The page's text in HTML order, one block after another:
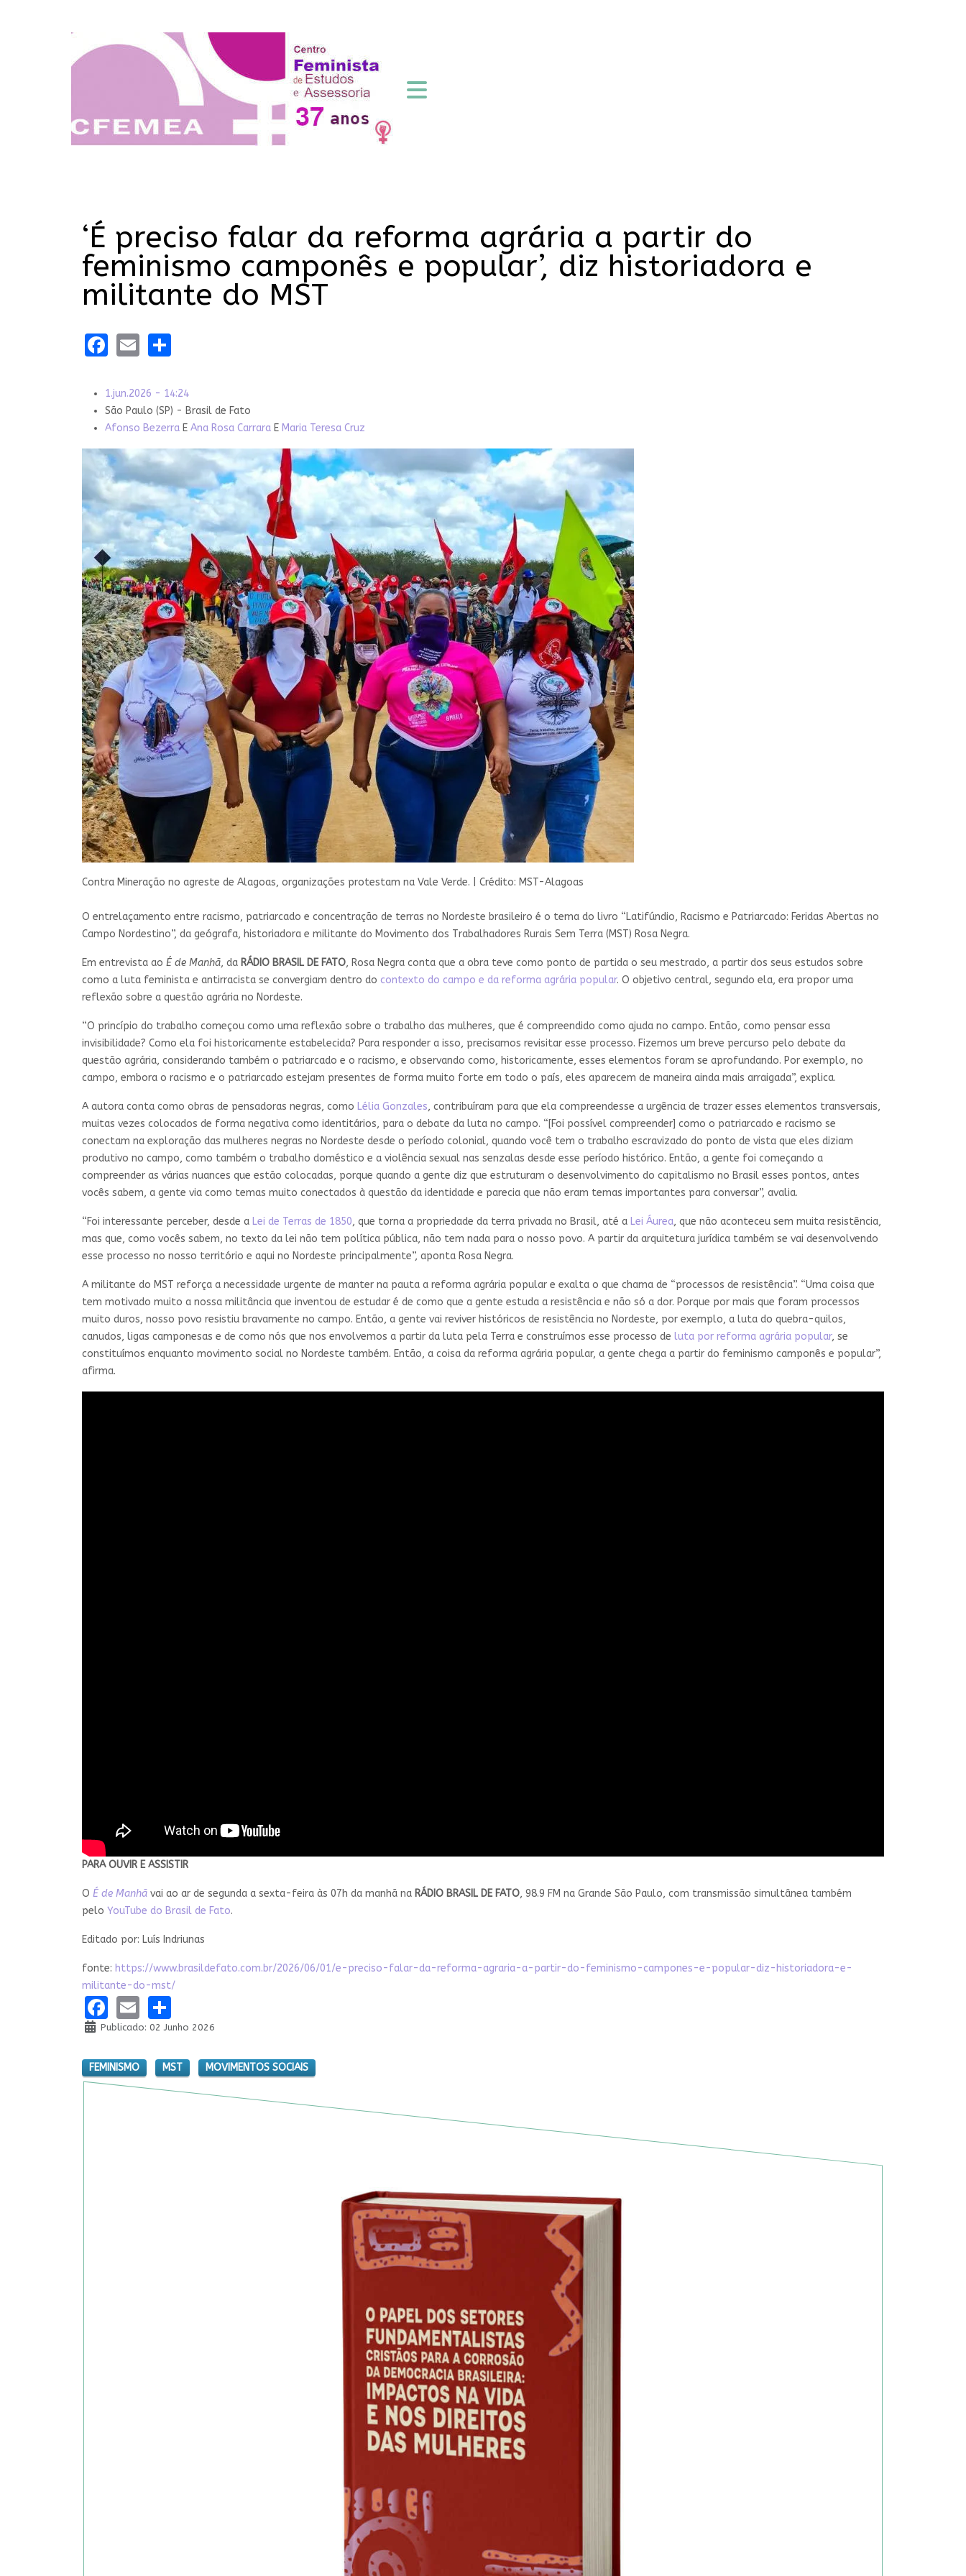
‘É preciso falar da reforma agrária a partir do
feminismo camponês e popular’, diz historiadora e
militante do MST
Facebook
Email
1.jun.2026 - 14:24
São Paulo (SP) - Brasil de Fato
Afonso Bezerra E Ana Rosa Carrara E Maria Teresa Cruz
Contra Mineração no agreste de Alagoas, organizações protestam na Vale Verde. Crédito: MST-Alagoas
O entrelaçamento entre racismo, patriarcado e concentração de terras no Nordeste brasileiro é o tema do livro “Latifúndio, Racismo e Patriarcado: Feridas Abertas no
Campo Nordestino”, da geógrafa, historiadora e militante do Movimento dos Trabalhadores Rurais Sem Terra (MST) Rosa Negra.
Em entrevista ao É de Manhã, da RÁDIO BRASIL DE FATO, Rosa Negra conta que a obra teve como ponto de partida o seu mestrado, a partir dos seus estudos sobre
como a luta feminista e antirracista se convergiam dentro do contexto do campo e da reforma agrária popular. O objetivo central, segundo ela, era propor uma
reflexão sobre a questão agrária no Nordeste.
“O princípio do trabalho começou como uma reflexão sobre o trabalho das mulheres, que é compreendido como ajuda no campo. Então, como pensar essa
invisibilidade? Como ela foi historicamente estabelecida? Para responder a isso, precisamos revisitar esse processo. Fizemos um breve percurso pelo debate da
questão agrária, considerando também o patriarcado e o racismo, e observando como, historicamente, esses elementos foram se aprofundando. Por exemplo, no
campo, embora o racismo e o patriarcado estejam presentes de forma muito forte em todo o país, eles aparecem de maneira ainda mais arraigada”, explica.
A autora conta como obras de pensadoras negras, como Lélia Gonzales, contribuíram para que ela compreendesse a urgência de trazer esses elementos transversais,
muitas vezes colocados de forma negativa como identitários, para o debate da luta no campo. “[Foi possível compreender] como o patriarcado e racismo se
conectam na exploração das mulheres negras no Nordeste desde o período colonial, quando você tem o trabalho escravizado do ponto de vista que eles diziam
produtivo no campo, como também o trabalho doméstico e a violência sexual nas senzalas desde esse período histórico. Então, a gente foi começando a
compreender as várias nuances que estão colocadas, porque quando a gente diz que estruturam o desenvolvimento do capitalismo no Brasil esses pontos, antes
vocês sabem, a gente via como temas muito conectados à questão da identidade e parecia que não eram temas importantes para conversar”, avalia.
“Foi interessante perceber, desde a Lei de Terras de 1850, que torna a propriedade da terra privada no Brasil, até a Lei Áurea, que não aconteceu sem muita resistência,
mas que, como vocês sabem, no texto da lei não tem política pública, não tem nada para o nosso povo. A partir da arquitetura jurídica também se vai desenvolvendo
esse processo no nosso território e aqui no Nordeste principalmente”, aponta Rosa Negra.
A militante do MST reforça a necessidade urgente de manter na pauta a reforma agrária popular e exalta o que chama de “processos de resistência”. “Uma coisa que
tem motivado muito a nossa militância que inventou de estudar é de como que a gente estuda a resistência e não só a dor. Porque por mais que foram processos
muito duros, nosso povo resistiu bravamente no campo. Então, a gente vai reviver históricos de resistência no Nordeste, por exemplo, a luta do quebra-quilos,
canudos, ligas camponesas e de como nós que nos envolvemos a partir da luta pela Terra e construímos esse processo de luta por reforma agrária popular, se
constituímos enquanto movimento social no Nordeste também. Então, a coisa da reforma agrária popular, a gente chega a partir do feminismo camponês e popular”,
afirma.
PARA OUVIR E ASSISTIR
O É de Manhã vai ao ar de segunda a sexta-feira às 07h da manhã na RÁDIO BRASIL DE FATO, 98.9 FM na Grande São Paulo, com transmissão simultânea também
pelo YouTube do Brasil de Fato.
Editado por: Luís Indriunas
fonte: https://www.brasildefato.com.br/2026/06/01/e-preciso-falar-da-reforma-agraria-a-partir-do-feminismo-campones-e-popular-diz-historiadora-e-
militante-do-mst/
Facebook
Email
Publicado: 02 Junho 2026
FEMINISMO MST MOVIMENTOS SOCIAIS